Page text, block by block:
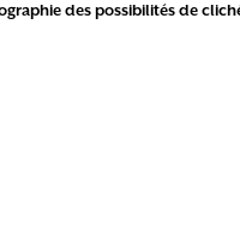
des possibilités de